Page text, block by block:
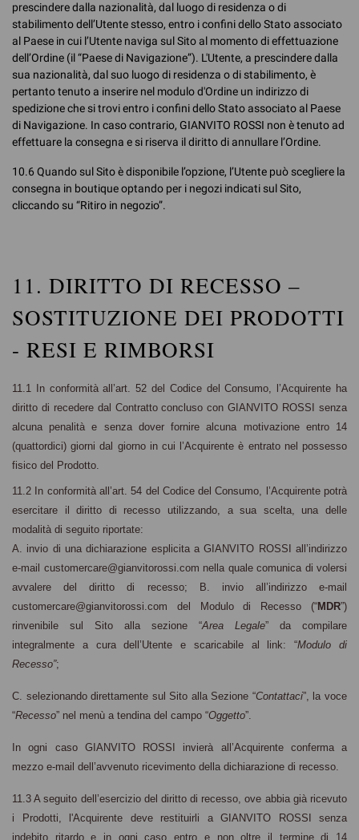
prescindere dalla nazionalità, dal luogo di residenza o di
stabilimento dell’Utente stesso, entro i confini dello Stato associato
al Paese in cui l’Utente naviga sul Sito al momento di effettuazione
dell’Ordine (il “Paese di Navigazione”). L'Utente, a prescindere dalla
sua nazionalità, dal suo luogo di residenza o di stabilimento, è
pertanto tenuto a inserire nel modulo d'Ordine un indirizzo di
spedizione che si trovi entro i confini dello Stato associato al Paese
di Navigazione. In caso contrario, GIANVITO ROSSI non è tenuto ad
effettuare la consegna e si riserva il diritto di annullare l’Ordine.
10.6 Quando sul Sito è disponibile l’opzione, l’Utente può scegliere la
consegna in boutique optando per i negozi indicati sul Sito,
cliccando su “Ritiro in negozio”.
11. DIRITTO DI RECESSO –
SOSTITUZIONE DEI PRODOTTI
- RESI E RIMBORSI
11.1
In conformità all’art. 52 del Codice del Consumo, l’Acquirente ha
diritto di recedere dal Contratto concluso con GIANVITO ROSSI senza
alcuna penalità e senza dover fornire alcuna motivazione entro 14
(quattordici) giorni dal giorno in cui l’Acquirente è entrato nel possesso
fisico del Prodotto.
11.2 In conformità all’art. 54 del Codice del Consumo, l’Acquirente potrà
esercitare il diritto di recesso utilizzando, a sua scelta, una delle
modalità di seguito riportate:
A. invio di una dichiarazione esplicita a GIANVITO ROSSI all’indirizzo
e-mail customercare@gianvitorossi.com nella quale comunica di volersi
avvalere del diritto di recesso; B. invio all’indirizzo e-mail
customercare@gianvitorossi.com del Modulo di Recesso (“MDR”)
rinvenibile sul Sito alla sezione “Area Legale” da compilare
integralmente a cura dell’Utente e scaricabile al link: “Modulo di
Recesso”;
C. selezionando direttamente sul Sito alla Sezione “Contattaci”, la voce
“Recesso” nel menù a tendina del campo “Oggetto”.
In ogni caso GIANVITO ROSSI invierà all’Acquirente conferma a
mezzo e-mail dell’avvenuto ricevimento della dichiarazione di recesso.
11.3A seguito dell’esercizio del diritto di recesso, ove abbia già ricevuto
i Prodotti, l'Acquirente deve restituirli a GIANVITO ROSSI senza
indebito ritardo e in ogni caso entro e non oltre il termine di 14